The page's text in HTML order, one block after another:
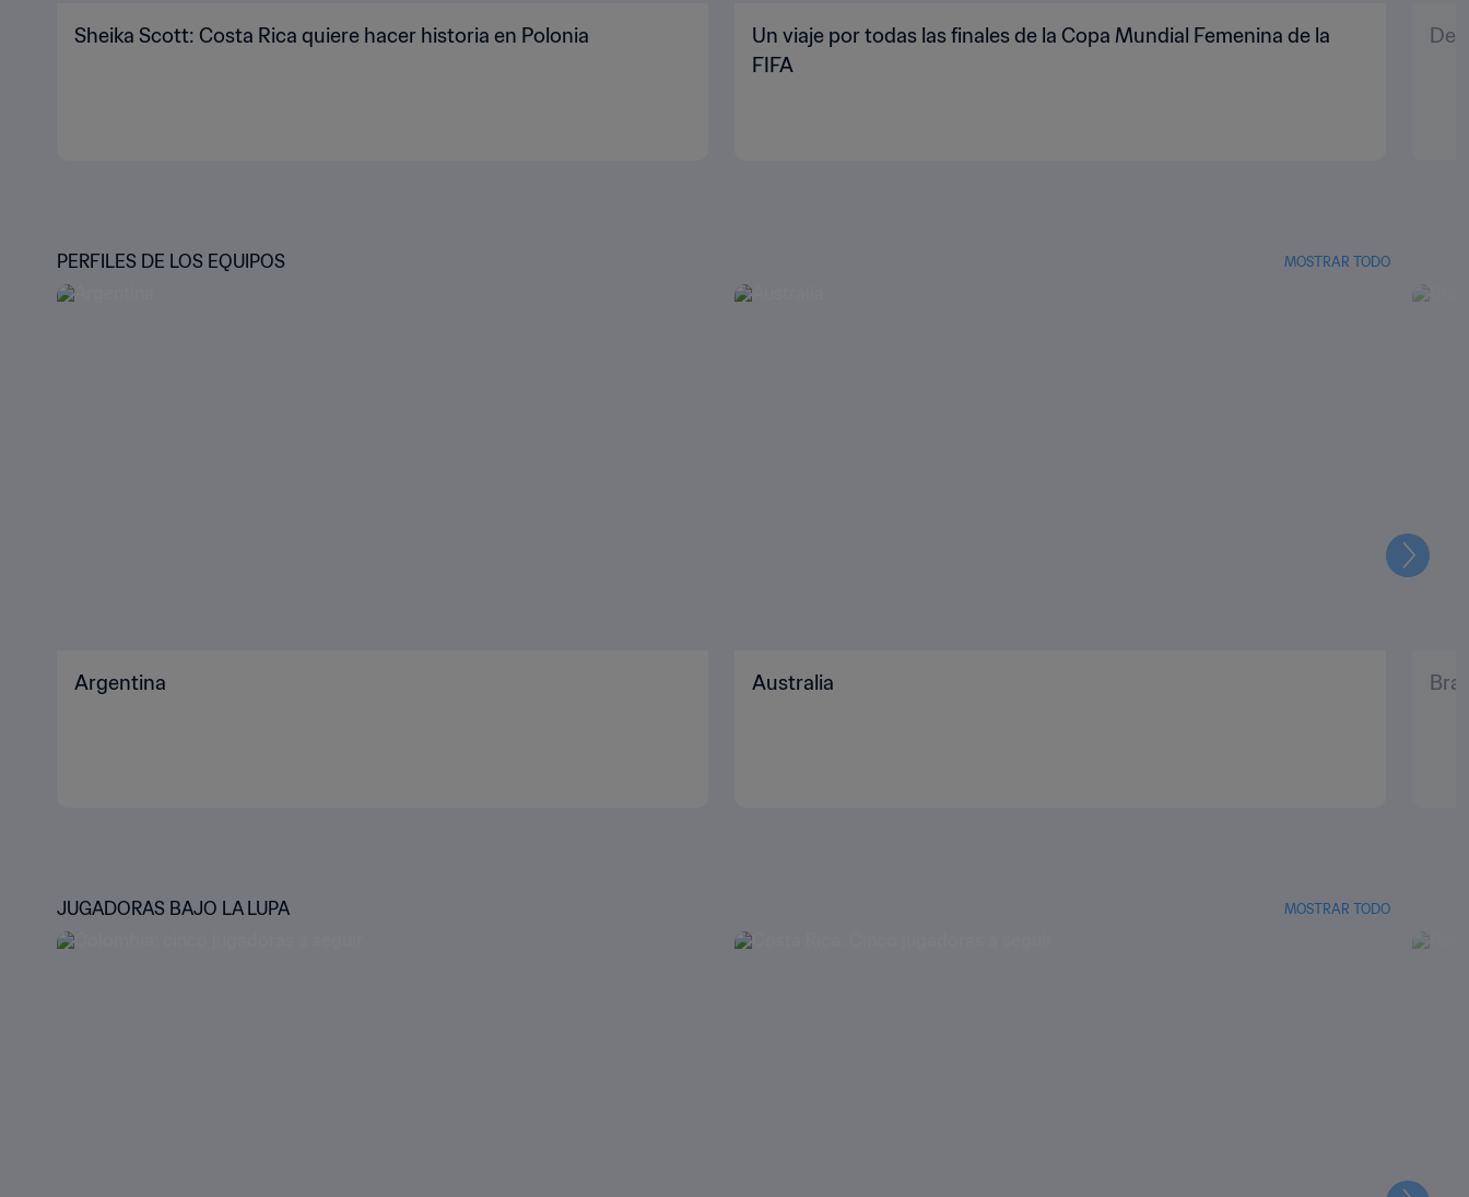
Sheika Scott: Costa Rica quiere hacer historia en Polonia
Un viaje por todas las finales de la Copa Mundial Femenina de la
FIFA
Del
PERFILES DE LOS EQUIPOS MOSTRAR TODO
Argentina Australia
JUGADORAS BAJO LA LUPA MOSTRAR TODO